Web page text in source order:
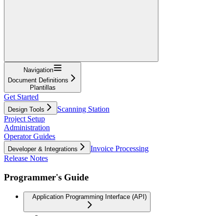
Navigation
Document Definitions
Plantillas
Get Started
Design Tools
Scanning Station
Project Setup
Administration
Operator Guides
Developer & Integrations
Invoice Processing
Release Notes
Programmer's Guide
Application Programming Interface (API)